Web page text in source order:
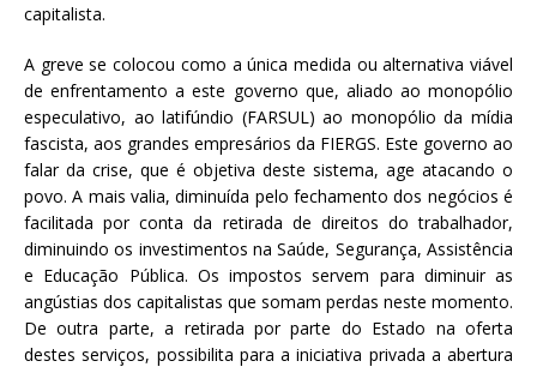
capitalista.
A greve se colocou como a única medida ou alternativa viável
de enfrentamento a este governo que, aliado ao monopólio
especulativo, ao latifúndio (FARSUL) ao monopólio da mídia
fascista, aos grandes empresários da FIERGS. Este governo ao
falar da crise, que é objetiva deste sistema, age atacando o
povo. A mais valia, diminuída pelo fechamento dos negócios é
facilitada por conta da retirada de direitos do trabalhador,
diminuindo os investimentos na Saúde, Segurança, Assistência
e Educação Pública. Os impostos servem para diminuir as
angústias dos capitalistas que somam perdas neste momento.
De outra parte, a retirada por parte do Estado na oferta
destes serviços, possibilita para a iniciativa privada a abertura